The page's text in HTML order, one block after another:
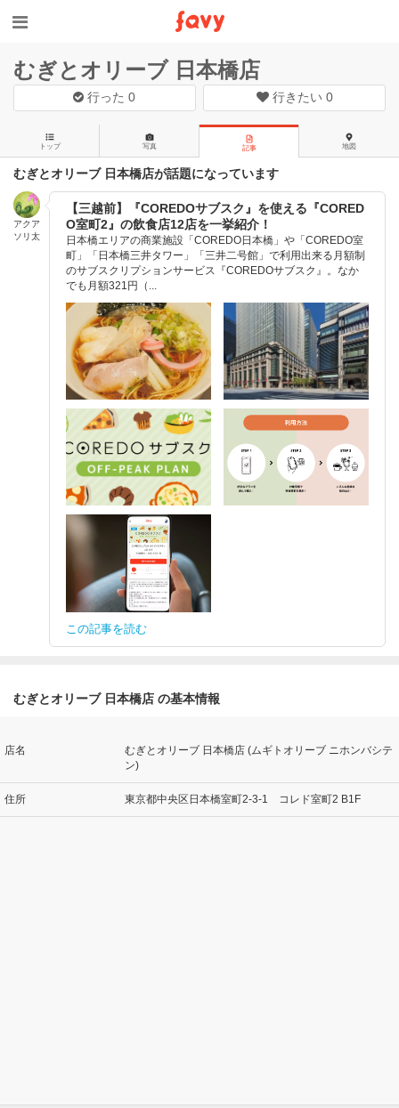
むぎとオリーブ 日本橋店
行った0 行きたい 0
トップ 写真 記事 地図
むぎとオリーブ 日本橋店が話題になっています
アクア
ソリ太
【三越前】『COREDOサブスク』を使える『CORED
O室町2』の飲食店12店を一挙紹介！
日本橋エリアの商業施設「COREDO日本橋」や「COREDO室
町」「日本橋三井タワー」「三井二号館」で利用出来る月額制
のサブスクリプションサービス『COREDOサブスク』。なか
でも月額321円（...
この記事を読む
むぎとオリーブ 日本橋店 の基本情報
店名
むぎとオリーブ 日本橋店 (ムギトオリーブ ニホンバシテ
ン)
住所 東京都中央区日本橋室町2-3-1 コレド室町2 B1F